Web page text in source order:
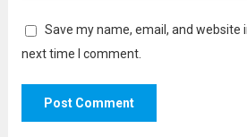
Save my name, email, and website
next time I comment.